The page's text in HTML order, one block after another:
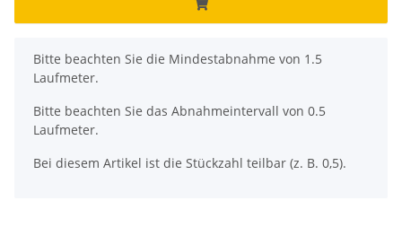
x
Bitte beachten Sie die Mindestabnahme von 1.5
Laufmeter.
Bitte beachten Sie das Abnahmeintervall von 0.5
Laufmeter.
Bei diesem Artikel ist die Stückzahl teilbar (z. B. 0,5).